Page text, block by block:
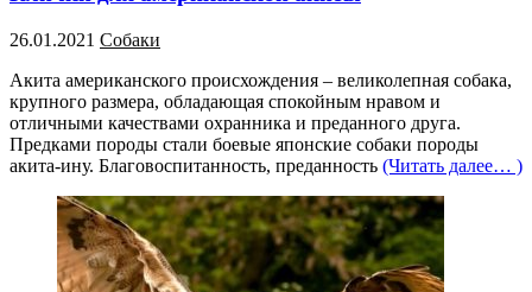
26.01.2021 Собаки
Акита американского происхождения – великолепная собака,
крупного размера, обладающая спокойным нравом и
отличными качествами охранника и преданного друга.
Предками породы стали боевые японские собаки породы
акита-ину. Благовоспитанность, преданность (Читать далее… )